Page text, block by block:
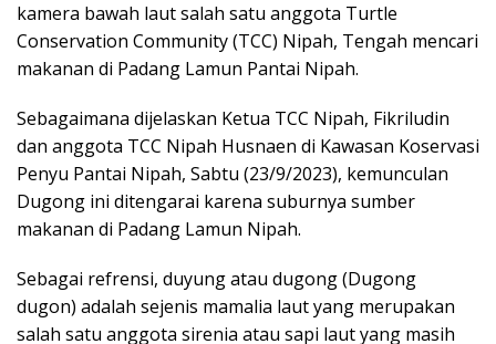
kamera bawah laut salah satu anggota Turtle
Conservation Community (TCC) Nipah, Tengah mencari
makanan di Padang Lamun Pantai Nipah.
Sebagaimana dijelaskan Ketua TCC Nipah, Fikriludin
dan anggota TCC Nipah Husnaen di Kawasan Koservasi
Penyu Pantai Nipah, Sabtu (23/9/2023), kemunculan
Dugong ini ditengarai karena suburnya sumber
makanan di Padang Lamun Nipah.
Sebagai refrensi, duyung atau dugong (Dugong
dugon) adalah sejenis mamalia laut yang merupakan
salah satu anggota sirenia atau sapi laut yang masih